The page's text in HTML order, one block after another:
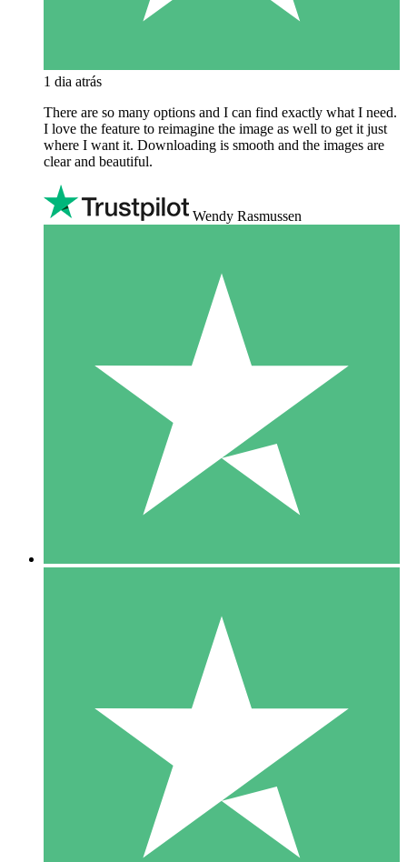
1 dia atrás
There are so many options and I can find exactly what I need.
I love the feature to reimagine the image as well to get it just
where I want it. Downloading is smooth and the images are
clear and beautiful.
Wendy Rasmussen